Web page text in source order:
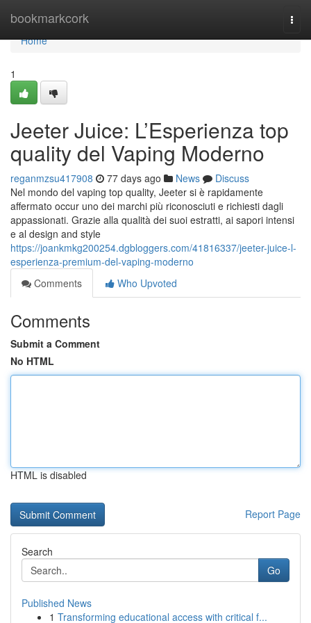
bookmarkcork
Home
Home
1
Jeeter Juice: L’Esperienza top
quality del Vaping Moderno
reganmzsu417908 77 days ago News
Discuss
Nel mondo del vaping top quality, Jeeter si è rapidamente
affermato occur uno dei marchi più riconosciuti e richiesti dagli
appassionati. Grazie alla qualità dei suoi estratti, ai sapori intensi
e al design and style
https://joankmkg200254.dgbloggers.com/41816337/jeeter-juice-l-
esperienza-premium-del-vaping-moderno
Comments
Who Upvoted
Comments
Submit a Comment
No HTML
HTML is disabled
Report Page
Search
Go
Published News
1 Transforming educational access with critical f...